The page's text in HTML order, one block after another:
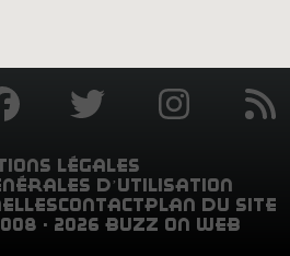
légales
d’utilisation
contactplan du site
- 2026 buzz on web